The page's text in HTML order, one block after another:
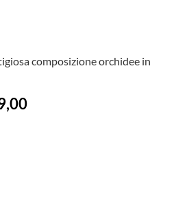
composizione orchidee in